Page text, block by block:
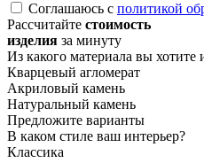
Соглашаюсь с политикой
Рассчитайте стоимость
изделия за минуту
Из какого материала вы хотите
Кварцевый агломерат
Акриловый камень
Натуральный камень
Предложите варианты
В каком стиле ваш интерьер?
Классика